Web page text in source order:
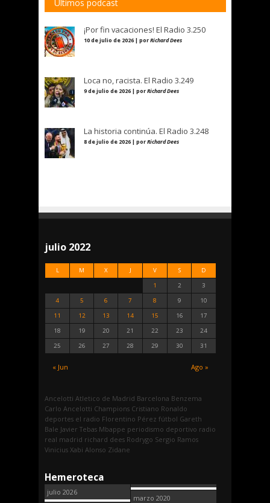
Últimos podcast
¡Por fin vacaciones! El Radio 3.250
10 de julio de 2026 | porRichard Dees
Loca no, racista. El Radio 3.249
9 de julio de 2026 | porRichard Dees
La historia continúa. El Radio 3.248
8 de julio de 2026 | porRichard Dees
julio 2022
L M X J V S D
« Jun Ago »
1 2
3
4
5 6 7 8 9
10
11
12 13 14 15 16
17
18
19 20 21 22 23
24
25
26 27 28 29 30 31
Ancelotti Atletico de Madrid Barcelona Benzema
Carlo Ancelotti Champions Cristiano Ronaldo
deportes el radio Florentino Pérez fútbol Gareth
Bale Javier Tebas Mbappe periodismo deportivo radio
real madrid richard dees Rodrygo Sergio Ramos
Vinicius Xabi Alonso Zidane
Hemeroteca
julio 2026
marzo 2020